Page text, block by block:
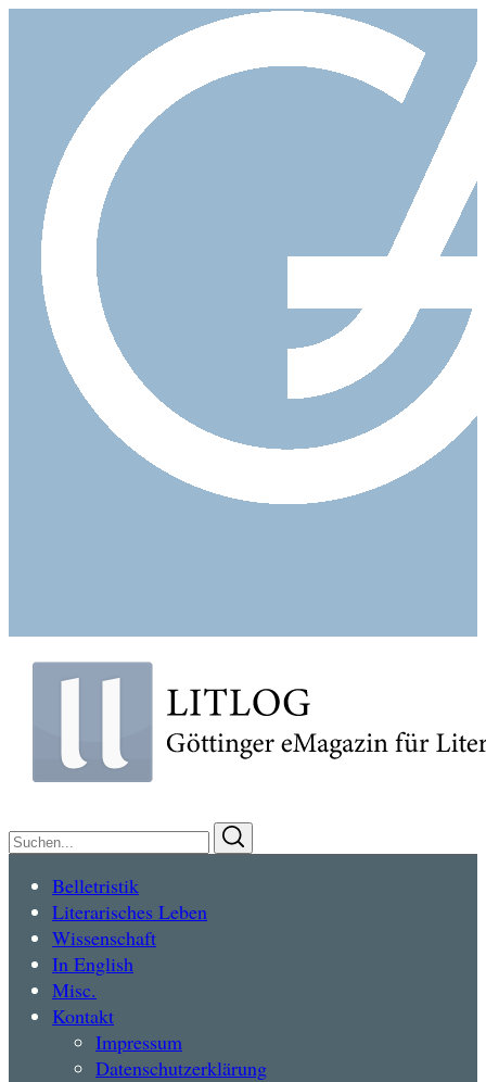
Suchen
nach:
Belletristik
Literarisches Leben
Wissenschaft
In English
Misc.
Kontakt
Impressum
Datenschutzerklärung